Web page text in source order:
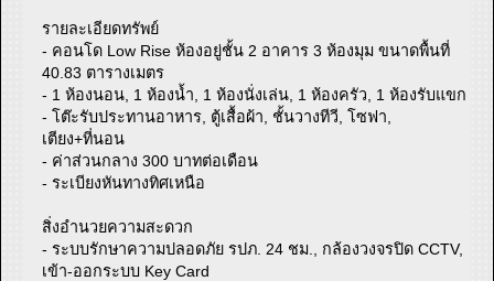
รายละเอียดทรัพย์
- คอนโด Low Rise ห้องอยู่ชั้น 2 อาคาร 3 ห้องมุม ขนาดพื้นที่
40.83 ตารางเมตร
- 1 ห้องนอน, 1 ห้องน้ำ, 1 ห้องนั่งเล่น, 1 ห้องครัว, 1 ห้องรับแขก
- โต๊ะรับประทานอาหาร, ตู้เสื้อผ้า, ชั้นวางทีวี, โซฟา,
เตียง+ที่นอน
- ค่าส่วนกลาง 300 บาทต่อเดือน
- ระเบียงหันทางทิศเหนือ
สิ่งอำนวยความสะดวก
- ระบบรักษาความปลอดภัย รปภ. 24 ชม., กล้องวงจรปิด CCTV,
เข้า-ออกระบบ Key Card